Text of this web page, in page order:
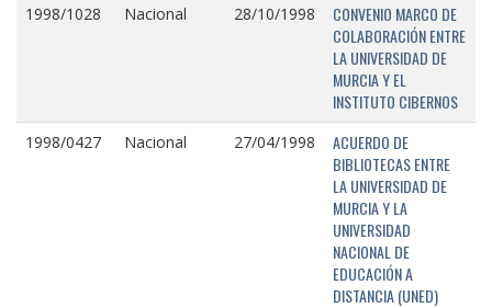
1998/1028 Nacional 28/10/1998
CONVENIO MARCO DE
COLABORACIÓN ENTRE
LA UNIVERSIDAD DE
MURCIA Y EL
INSTITUTO CIBERNOS
1998/0427 Nacional 27/04/1998
ACUERDO DE
BIBLIOTECAS ENTRE
LA UNIVERSIDAD DE
MURCIA Y LA
UNIVERSIDAD
NACIONAL DE
EDUCACIÓN A
DISTANCIA (UNED)